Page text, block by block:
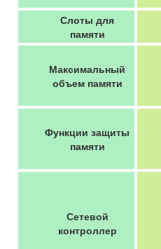
Слоты для
памяти
Максимальный
объем памяти
Функции защиты
памяти
Сетевой
контроллер